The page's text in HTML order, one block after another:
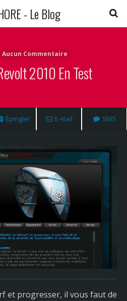
- Le Blog
Aucun Commentaire
2010 En Test
Épingler E-mail SMS
et progresser, il vous faut de